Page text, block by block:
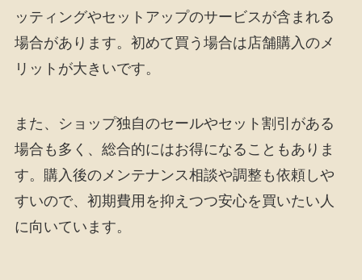
ッティングやセットアップのサービスが含まれる
場合があります。初めて買う場合は店舗購入のメ
リットが大きいです。
また、ショップ独自のセールやセット割引がある
場合も多く、総合的にはお得になることもありま
す。購入後のメンテナンス相談や調整も依頼しや
すいので、初期費用を抑えつつ安心を買いたい人
に向いています。